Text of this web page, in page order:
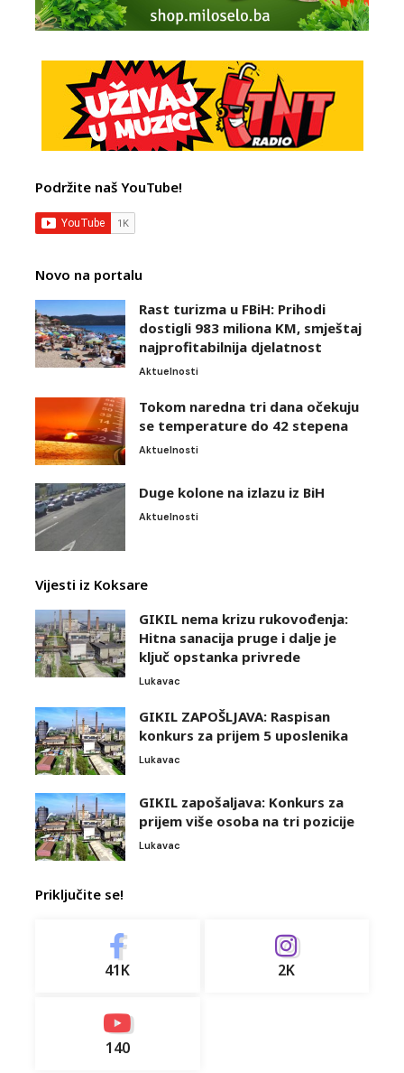
Podržite naš YouTube!
Novo na portalu
Rast turizma u FBiH: Prihodi
dostigli 983 miliona KM, smještaj
najprofitabilnija djelatnost
Aktuelnosti
Tokom naredna tri dana očekuju
se temperature do 42 stepena
Aktuelnosti
Duge kolone na izlazu iz BiH
Aktuelnosti
Vijesti iz Koksare
GIKIL nema krizu rukovođenja:
Hitna sanacija pruge i dalje je
ključ opstanka privrede
Lukavac
GIKIL ZAPOŠLJAVA: Raspisan
konkurs za prijem 5 uposlenika
Lukavac
GIKIL zapošaljava: Konkurs za
prijem više osoba na tri pozicije
Lukavac
Priključite se!
41K 2K
140